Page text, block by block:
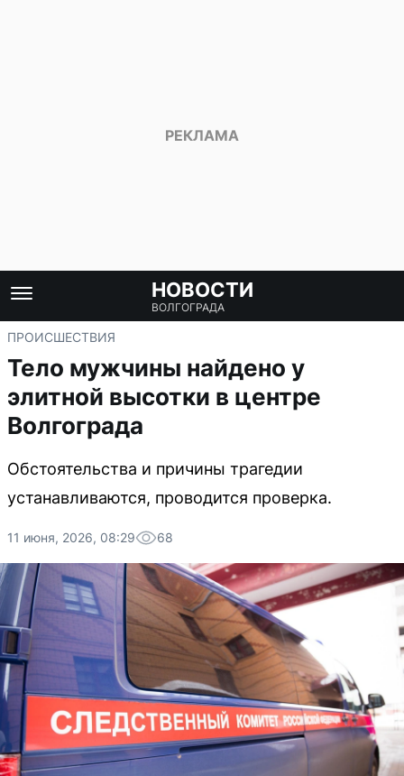
НОВОСТИ
ВОЛГОГРАДА
ПРОИСШЕСТВИЯ
Тело мужчины найдено у
элитной высотки в центре
Волгограда
Обстоятельства и причины трагедии
устанавливаются, проводится проверка.
11 июня, 2026, 08:29 68